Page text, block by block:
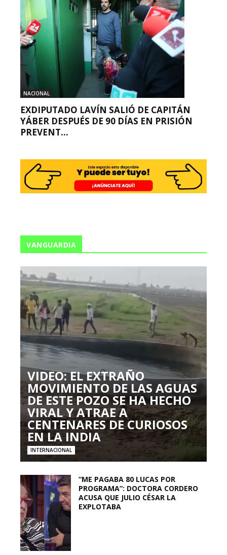
NACIONAL
EXDIPUTADO LAVÍN SALIÓ DE CAPITÁN
YÁBER DESPUÉS DE 90 DÍAS EN PRISIÓN
PREVENT...
VANGUARDIA
VIDEO: EL EXTRAÑO
MOVIMIENTO DE LAS AGUAS
DE ESTE POZO SE HA HECHO
VIRAL Y ATRAE A
CENTENARES DE CURIOSOS
EN LA INDIA
INTERNACIONAL
“ME PAGABA 80 LUCAS POR
PROGRAMA”: DOCTORA CORDERO
ACUSA QUE JULIO CÉSAR LA
EXPLOTABA